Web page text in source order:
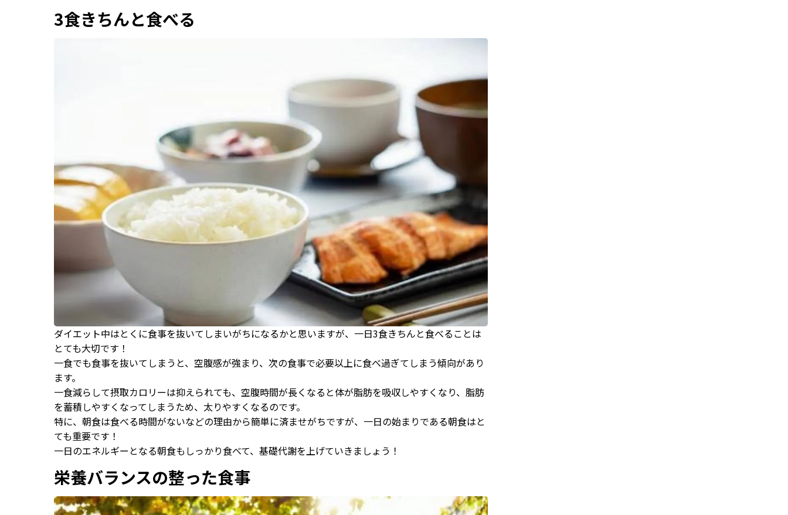
3食きちんと食べる
ダイエット中はとくに食事を抜いてしまいがちになるかと思いますが、一日3食きちんと食べることは
とても大切です！
一食でも食事を抜いてしまうと、空腹感が強まり、次の食事で必要以上に食べ過ぎてしまう傾向があり
ます。
一食減らして摂取カロリーは抑えられても、空腹時間が長くなると体が脂肪を吸収しやすくなり、脂肪
を​蓄積しやすくなってしまうため、太りやすくなるのです。
特に、朝食は食べる時間がないなどの理由から簡単に済ませがちですが、一日の始まりである朝食はと
ても重要です！
一日のエネルギーとなる朝食もしっかり食べて、基礎代謝を上げていきましょう！
栄養バランスの整った食事